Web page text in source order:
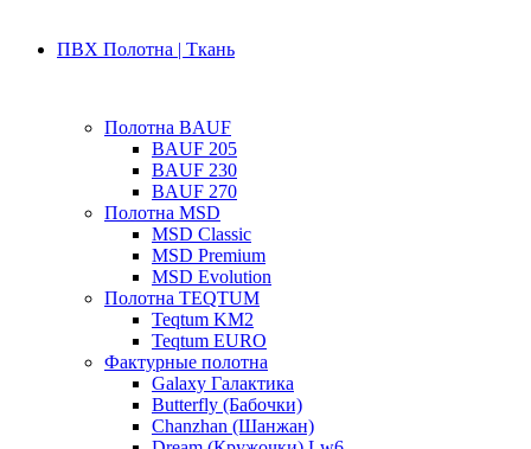
ПВХ Полотна | Ткань
Полотна BAUF
BAUF 205
BAUF 230
BAUF 270
Полотна MSD
MSD Classic
MSD Premium
MSD Evolution
Полотна TEQTUM
Teqtum KM2
Teqtum EURO
Фактурные полотна
Galaxy Галактика
Butterfly (Бабочки)
Chanzhan (Шанжан)